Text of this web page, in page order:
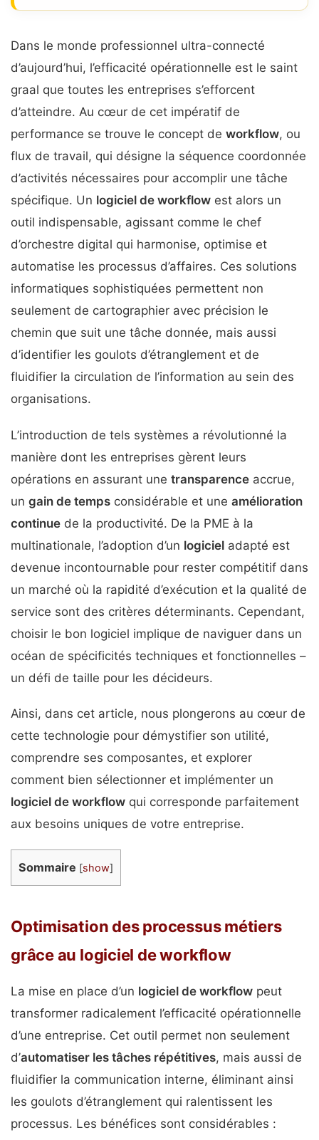
Dans le monde professionnel ultra-connecté
d’aujourd’hui, l’efficacité opérationnelle est le saint
graal que toutes les entreprises s’efforcent
d’atteindre. Au cœur de cet impératif de
performance se trouve le concept de workflow, ou
flux de travail, qui désigne la séquence coordonnée
d’activités nécessaires pour accomplir une tâche
spécifique. Un logiciel de workflow est alors un
outil indispensable, agissant comme le chef
d’orchestre digital qui harmonise, optimise et
automatise les processus d’affaires. Ces solutions
informatiques sophistiquées permettent non
seulement de cartographier avec précision le
chemin que suit une tâche donnée, mais aussi
d’identifier les goulots d’étranglement et de
fluidifier la circulation de l’information au sein des
organisations.
L’introduction de tels systèmes a révolutionné la
manière dont les entreprises gèrent leurs
opérations en assurant une transparence accrue,
un gain de temps considérable et une amélioration
continue de la productivité. De la PME à la
multinationale, l’adoption d’un logiciel adapté est
devenue incontournable pour rester compétitif dans
un marché où la rapidité d’exécution et la qualité de
service sont des critères déterminants. Cependant,
choisir le bon logiciel implique de naviguer dans un
océan de spécificités techniques et fonctionnelles –
un défi de taille pour les décideurs.
Ainsi, dans cet article, nous plongerons au cœur de
cette technologie pour démystifier son utilité,
comprendre ses composantes, et explorer
comment bien sélectionner et implémenter un
logiciel de workflow qui corresponde parfaitement
aux besoins uniques de votre entreprise.
Sommaire [show]
Optimisation des processus métiers
grâce au logiciel de workflow
La mise en place d’un logiciel de workflow peut
transformer radicalement l’efficacité opérationnelle
d’une entreprise. Cet outil permet non seulement
d’automatiser les tâches répétitives, mais aussi de
fluidifier la communication interne, éliminant ainsi
les goulots d’étranglement qui ralentissent les
processus. Les bénéfices sont considérables :